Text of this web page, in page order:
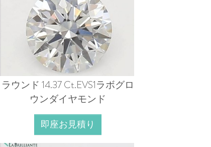
ラウンド 14.37 Ct.EVS1ラボグロ
ウンダイヤモンド
即座お見積り